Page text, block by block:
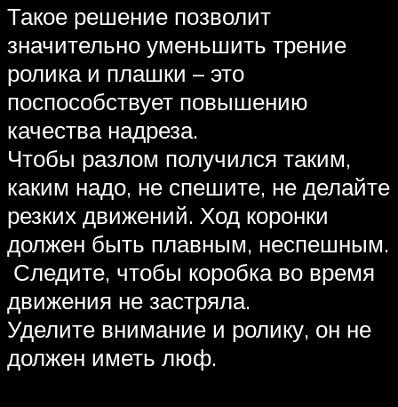
Такое решение позволит
значительно уменьшить трение
ролика и плашки – это
поспособствует повышению
качества надреза.
Чтобы разлом получился таким,
каким надо, не спешите, не делайте
резких движений. Ход коронки
должен быть плавным, неспешным.
Следите, чтобы коробка во время
движения не застряла.
Уделите внимание и ролику, он не
должен иметь люф.